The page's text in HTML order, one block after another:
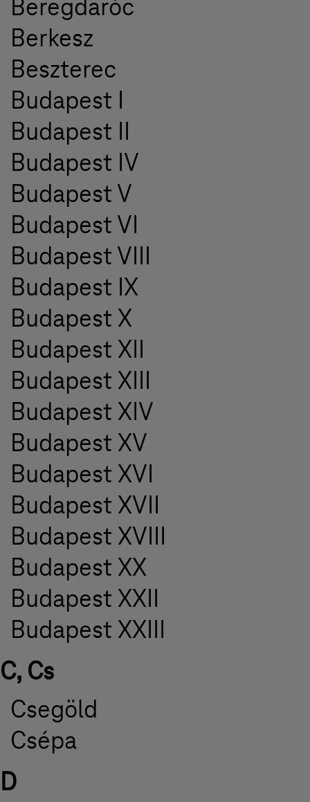
Beregdaróc
Berkesz
Beszterec
Budapest I
Budapest II
Budapest IV
Budapest V
Budapest VI
Budapest VIII
Budapest IX
Budapest X
Budapest XII
Budapest XIII
Budapest XIV
Budapest XV
Budapest XVI
Budapest XVII
Budapest XVIII
Budapest XX
Budapest XXII
Budapest XXIII
C, Cs
Csegöld
Csépa
D